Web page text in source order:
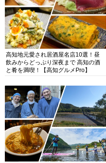
高知地元愛され居酒屋名店10選！昼
飲みからどっぷり深夜まで 高知の酒
と肴を満喫！【高知グルメPro】